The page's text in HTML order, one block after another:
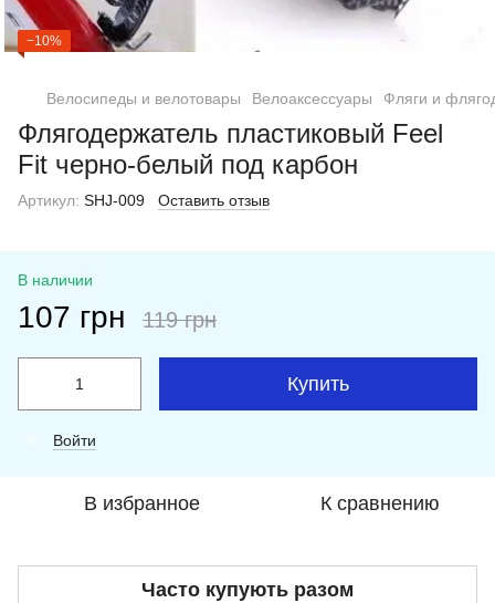
−10%
Велосипеды и велотовары Велоаксессуары Фляги и
Флягодержатель пластиковый Feel
Fit черно-белый под карбон
Артикул: SHJ-009 Оставить отзыв
В наличии
107 грн 119 грн
Купить
Войти
В избранное К сравнению
Часто купують разом